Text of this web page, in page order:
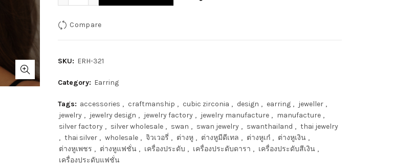
Compare
SKU: ERH-321
Category: Earring
Tags: accessories , craftmanship , cubic zirconia , design , earring , jeweller ,
jewelry , jewelry design , jewelry factory , jewelry manufacture , manufacture ,
silver factory , silver wholesale , swan , swan jewelry , swanthailand , thai jewelry
, thai silver , wholesale , จิวเวอรี่ , ต่างหู , ต่างหูมีดีเทล , ต่างหูเก๋ , ต่างหูเงิน ,
ต่างหูเพชร , ต่างหูแฟชั่น , เครื่องประดับ , เครื่องประดับดารา , เครื่องประดับสีเงิน ,
เครื่องประดับแฟชั่น